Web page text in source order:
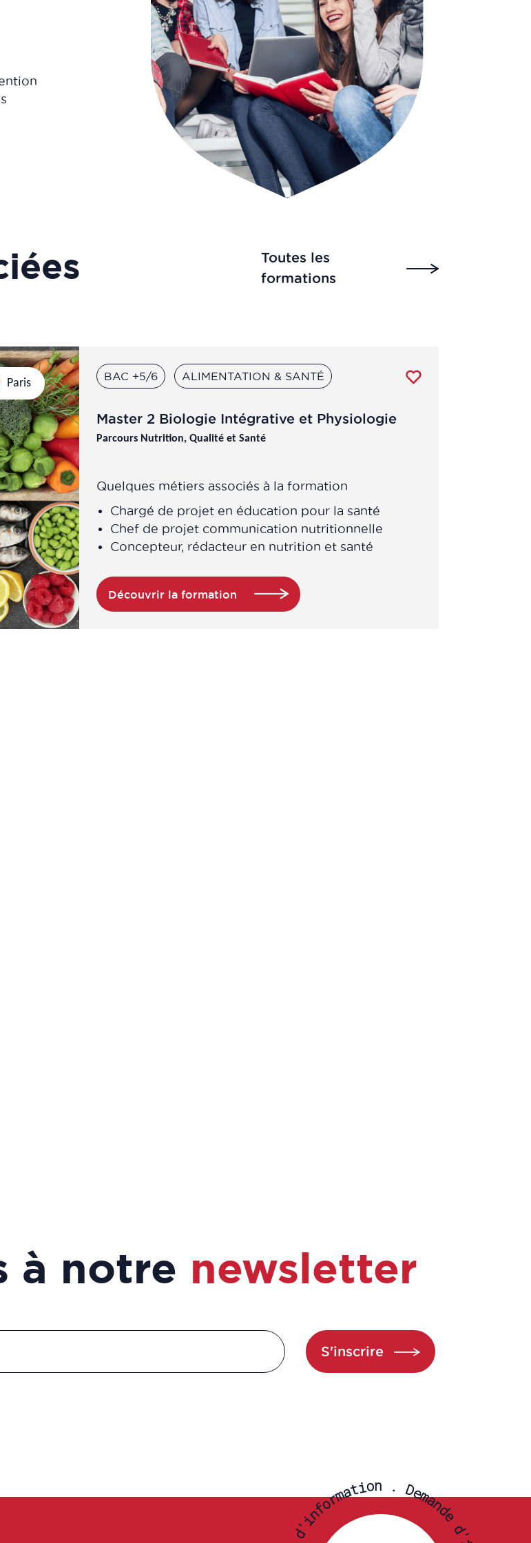
Toutes les
formations
Paris
BAC +5/6 ALIMENTATION & SANTÉ
Master 2 Biologie Intégrative et Physiologie
Parcours Nutrition, Qualité et Santé
Quelques métiers associés à la formation
Chargé de projet en éducation pour la santé
Chef de projet communication nutritionnelle
Concepteur, rédacteur en nutrition et santé
Découvrir la formation
à notre newsletter
S'inscrire
. Dem
a
n
d
e
d
'
d
'
i
n
f
ormation